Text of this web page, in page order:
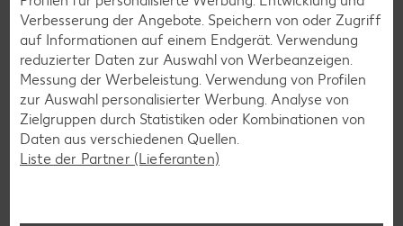
Verbesserung der Angebote. Speichern von oder Zugriff
auf Informationen auf einem Endgerät. Verwendung
reduzierter Daten zur Auswahl von Werbeanzeigen.
Messung der Werbeleistung. Verwendung von Profilen
zur Auswahl personalisierter Werbung. Analyse von
Zielgruppen durch Statistiken oder Kombinationen von
Daten aus verschiedenen Quellen.
Liste der Partner (Lieferanten)